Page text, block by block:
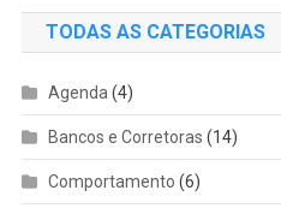
TODAS AS CATEGORIAS
Agenda (4)
Bancos e Corretoras (14)
Comportamento (6)